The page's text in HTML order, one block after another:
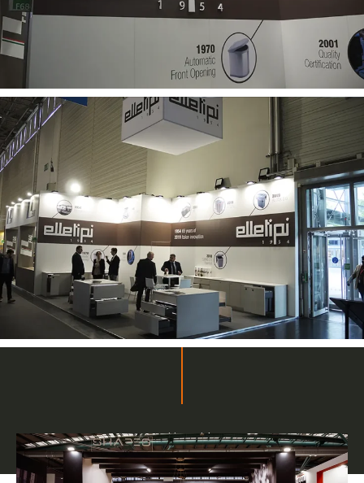
Progetti in evidenza
Stand su misura